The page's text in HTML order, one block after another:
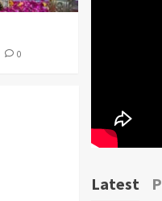
0
Latest